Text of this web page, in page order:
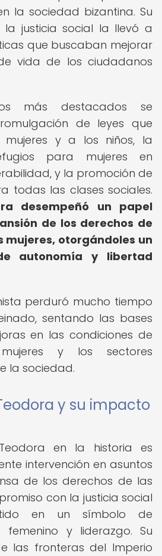
la sociedad bizantina. Su
la justicia social la llevó a
que buscaban mejorar
vida de los ciudadanos
más destacados se
de leyes que
y a los niños, la
para mujeres en
y la promoción de
todas las clases sociales.
desempeñó un papel
de los derechos de
mujeres, otorgándoles un
autonomía y libertad
perduró mucho tiempo
sentando las bases
en las condiciones de
y los sectores
la sociedad.
y su impacto
en la historia es
intervención en asuntos
de los derechos de las
con la justicia social
en un símbolo de
femenino y liderazgo. Su
las fronteras del Imperio